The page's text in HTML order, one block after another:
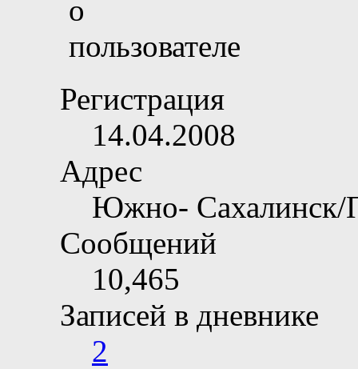
Регистрация
14.04.2008
Адрес
Южно- Сахалинск/
Сообщений
10,465
Записей в дневнике
2